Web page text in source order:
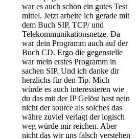
war es auch schon ein gutes Test
mittel. Jetzt arbeite ich gerade mit
dem Buch SIP, TCP/ und
Telekommunikationsnetze. Da
war dein Programm auch auf der
Buch CD. Ergo die gegenstelle
war mein erstes Programm in
sachen SIP. Und ich danke dir
herzlichs für den Tip. Mich
würde es auch interessieren wie
du das mit der IP Gelöst hast nein
nicht der source als solches das
währe zuviel verlagt der logisch
weg würde mir reichen. Aber
nicht das wir uns falsch verstehen